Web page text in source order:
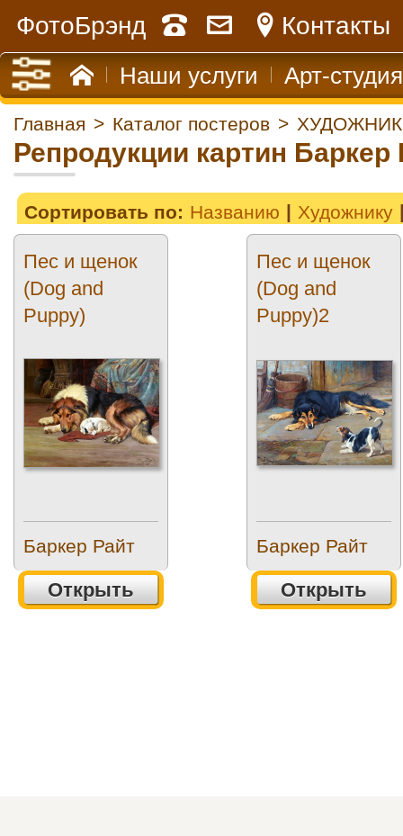
ФотоБрэнд Контакты
Наши услуги Арт-студия
Главная > Каталог постеров >
Репродукции картин Баркер
Сортировать по: Названию Художнику
Пес и щенок
(Dog and
Puppy)
Баркер Райт
Открыть
Пес и щенок
(Dog and
Puppy)2
Баркер Райт
Открыть